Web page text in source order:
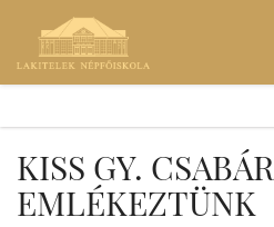
KISS GY.
EMLÉKEZTÜNK